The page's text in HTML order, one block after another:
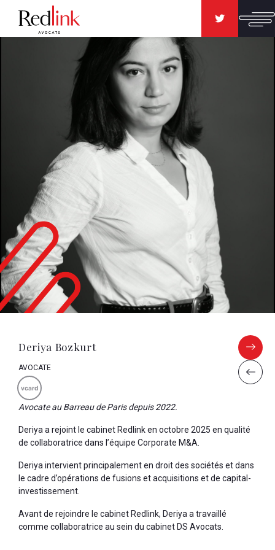
Deriya Bozkurt
AVOCATE
vcard
Avocate au Barreau de Paris depuis 2022.
Deriya a rejoint le cabinet Redlink en octobre 2025 en qualité
de collaboratrice dans l’équipe Corporate M&A.
Deriya intervient principalement en droit des sociétés et dans
le cadre d’opérations de fusions et acquisitions et de capital-
investissement.
Avant de rejoindre le cabinet Redlink, Deriya a travaillé
comme collaboratrice au sein du cabinet DS Avocats.